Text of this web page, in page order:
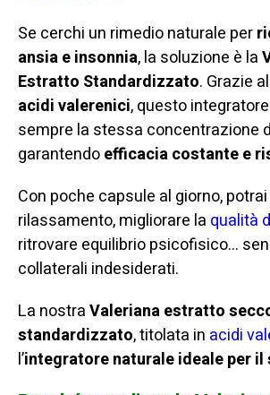
Se cerchi un rimedio naturale per
ansia e insonnia, la soluzione è la
Estratto Standardizzato. Grazie
acidi valerenici, questo
sempre la stessa concentrazione
garantendoefficacia costante e
Con poche capsule al giorno,
rilassamento, migliorare la qualità
ritrovare equilibrio psicofisico…
collaterali indesiderati.
La nostraValeriana estratto
standardizzato, titolata in acidi
l’integratore naturale ideale per il